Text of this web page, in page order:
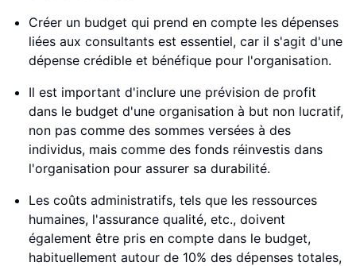
Créer un budget qui prend en compte les dépenses
liées aux consultants est essentiel, car il s'agit d'une
dépense crédible et bénéfique pour l'organisation.
Il est important d'inclure une prévision de profit
dans le budget d'une organisation à but non lucratif,
non pas comme des sommes versées à des
individus, mais comme des fonds réinvestis dans
l'organisation pour assurer sa durabilité.
Les coûts administratifs, tels que les ressources
humaines, l'assurance qualité, etc., doivent
également être pris en compte dans le budget,
habituellement autour de 10% des dépenses totales,